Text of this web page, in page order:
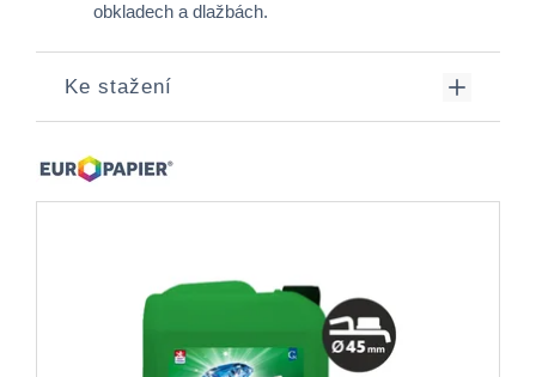
obkladech a dlažbách.
Ke stažení